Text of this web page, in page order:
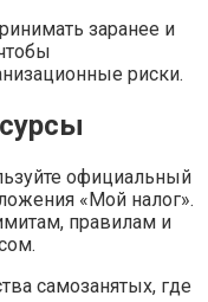
заранее и
риски.
официальный
«Мой налог».
правилам и
самозанятых, где